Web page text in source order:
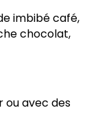
imbibé café,
chocolat,
ou avec des